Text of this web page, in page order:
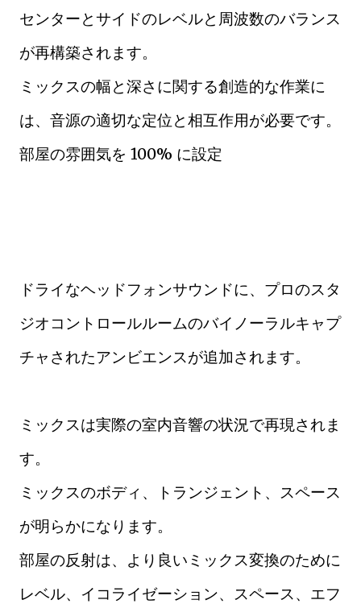
センターとサイドのレベルと周波数のバランス
が再構築されます。
ミックスの幅と深さに関する創造的な作業に
は、音源の適切な定位と相互作用が必要です。
部屋の雰囲気を 100% に設定
ドライなヘッドフォンサウンドに、プロのスタ
ジオコントロールルームのバイノーラルキャプ
チャされたアンビエンスが追加されます。
ミックスは実際の室内音響の状況で再現されま
す。
ミックスのボディ、トランジェント、スペース
が明らかになります。
部屋の反射は、より良いミックス変換のために
レベル、イコライゼーション、スペース、エフ